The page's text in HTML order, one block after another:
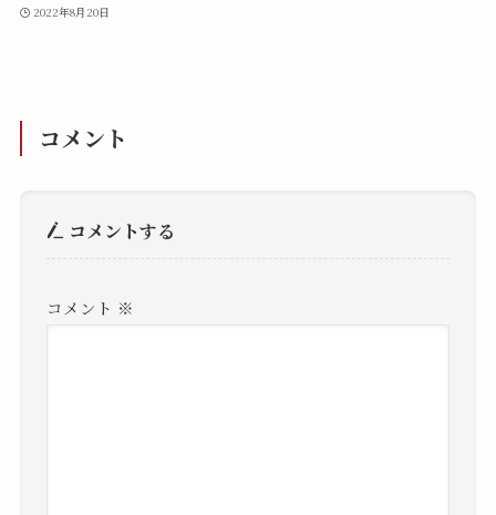
2022年8月20日
コメント
コメントする
コメント ※